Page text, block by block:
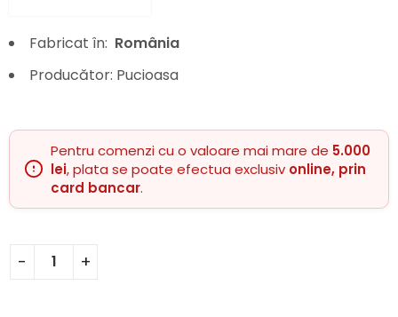
Fabricat în: România
Producător: Pucioasa
Pentru comenzi cu o valoare mai mare de 5.000
lei, plata se poate efectua exclusiv online, prin
card bancar.